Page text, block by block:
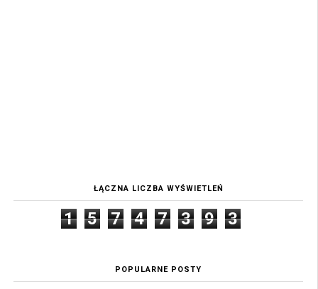
ŁĄCZNA LICZBA WYŚWIETLEŃ
1 5 7 4 7 3 9 3
POPULARNE POSTY